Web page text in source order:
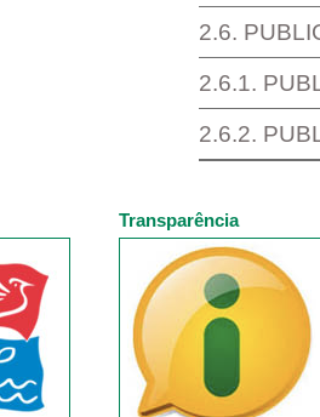
2.6.
2.6.1.
2.6.2.
Transparência